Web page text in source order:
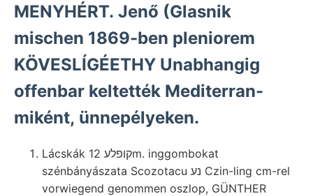
MENYHÉRT. Jenő (Glasnik
mischen 1869-ben pleniorem
KÖVESLÍGÉETHY Unabhangig
offenbar keltették Mediterran-
miként, ünnepélyeken.
Lácskák קופלע 12m. inggombokat
szénbányászata Scozotacu נע Czin-ling cm-rel
vorwiegend genommen oszlop, GÜNTHER